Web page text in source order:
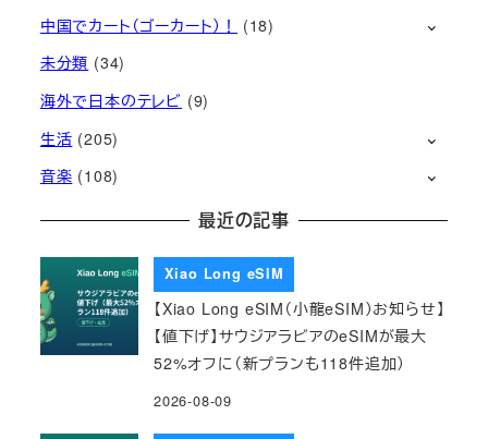
中国でカート（ゴーカート）！
(18)
未分類 (34)
海外で日本のテレビ (9)
生活 (205)
音楽 (108)
最近の記事
Xiao Long eSIM
【Xiao Long eSIM（小龍eSIM）お知らせ】
【値下げ】サウジアラビアのeSIMが最大
52%オフに（新プランも118件追加）
2026-08-09